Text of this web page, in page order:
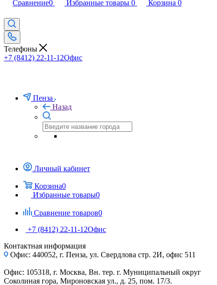
Сравнение0 Избранные товары 0 Корзина 0
Телефоны
+7 (8412) 22-11-12Офис
Пенза
Назад
Личный кабинет
Корзина0
Избранные товары0
Сравнение товаров0
+7 (8412) 22-11-12Офис
Контактная информация
Офис: 440052, г. Пенза, ул. Свердлова стр. 2И, офис 511
Офис: 105318, г. Москва, Вн. тер. г. Муниципальный округ
Соколиная гора, Мироновская ул., д. 25, пом. 17/3.